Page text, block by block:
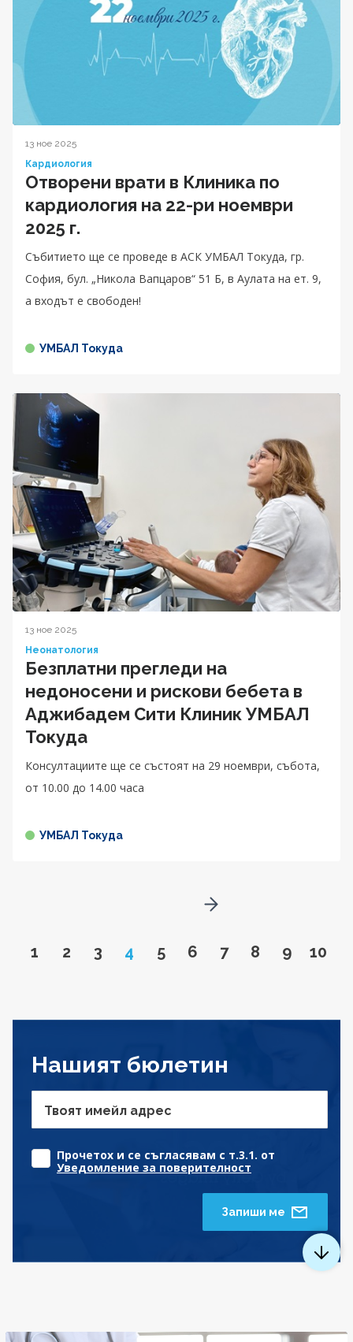
13 ное 2025
Кардиология
Отворени врати в Клиника по
кардиология на 22-ри ноември
2025 г.
Събитието ще се проведе в АСК УМБАЛ Токуда, гр.
София, бул. „Никола Вапцаров“ 51 Б, в Аулата на ет. 9,
а входът е свободен!
УМБАЛ Токуда
13 ное 2025
Неонатология
Безплатни прегледи на
недоносени и рискови бебета в
Аджибадем Сити Клиник УМБАЛ
Токуда
Консултациите ще се състоят на 29 ноември, събота,
от 10.00 до 14.00 чaса
УМБАЛ Токуда
Go to page
1 Go to page
2 Go to page
3 Page
4 Go to page
5 Go to page
6 Go to page
7 Go to page
8 Go to
9 Go
10
Go to next page
Нашият бюлетин
Твоят имейл адрес
Прочетох и се съгласявам с т.3.1. от
Уведомление за поверителност
Запиши ме